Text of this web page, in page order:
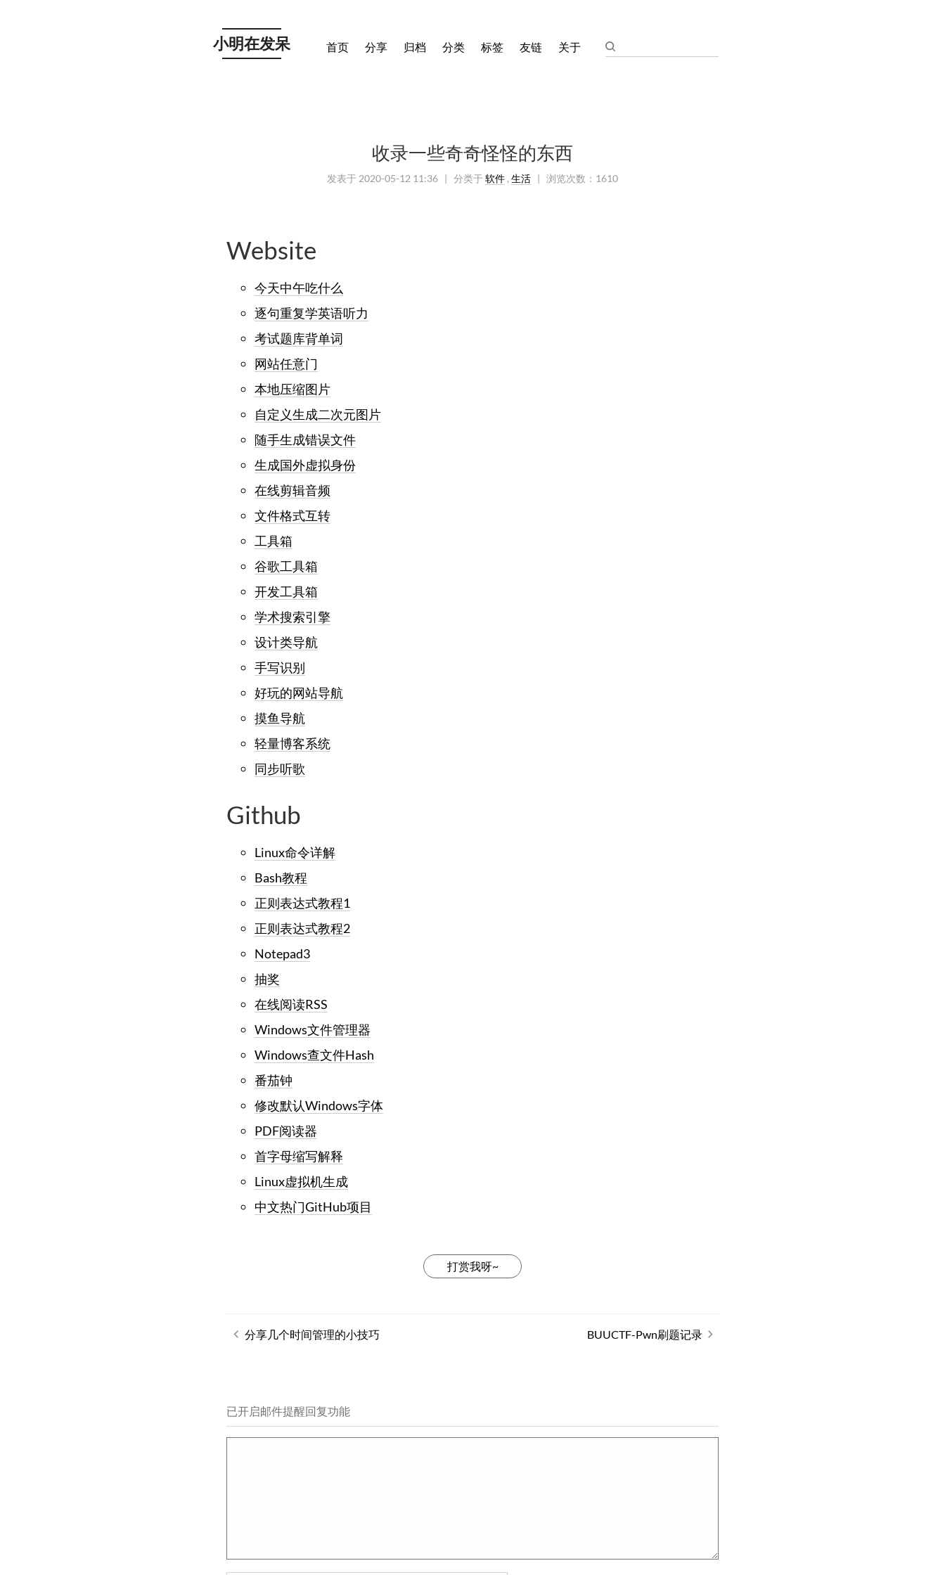
小明在发呆 首页 分享 归档 分类 标签 友链 关于
收录一些奇奇怪怪的东西
发表于 2020-05-12 11:36 | 分类于 软件 , 生活 | 浏览次数： 1610
Website
今天中午吃什么
逐句重复学英语听力
考试题库背单词
网站任意门
本地压缩图片
自定义生成二次元图片
随手生成错误文件
生成国外虚拟身份
在线剪辑音频
文件格式互转
工具箱
谷歌工具箱
开发工具箱
学术搜索引擎
设计类导航
手写识别
好玩的网站导航
摸鱼导航
轻量博客系统
同步听歌
Github
Linux命令详解
Bash教程
正则表达式教程1
正则表达式教程2
Notepad3
抽奖
在线阅读RSS
Windows文件管理器
Windows查文件Hash
番茄钟
修改默认Windows字体
PDF阅读器
首字母缩写解释
Linux虚拟机生成
中文热门GitHub项目
打赏我呀~
分享几个时间管理的小技巧 BUUCTF-Pwn刷题记录
已开启邮件提醒回复功能